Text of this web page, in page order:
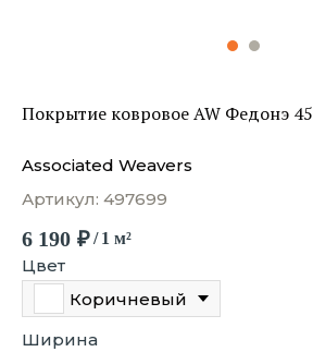
Покрытие ковровое AW Федонэ 45
Associated Weavers
Артикул: 497699
6 190 ₽/ 1 м²
Цвет
Коричневый
Ширина